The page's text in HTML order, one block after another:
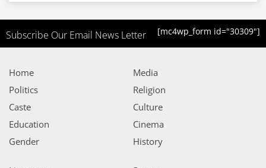
Subscribe Our Email News Letter [mc4wp_form id="30309"]
Home
Politics
Caste
Education
Gender
Media
Religion
Culture
Cinema
History